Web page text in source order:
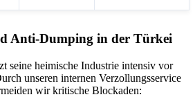
Anti-Dumping in der Türkei
seine heimische Industrie intensiv vor
unseren internen Verzollungsservice
wir kritische Blockaden: